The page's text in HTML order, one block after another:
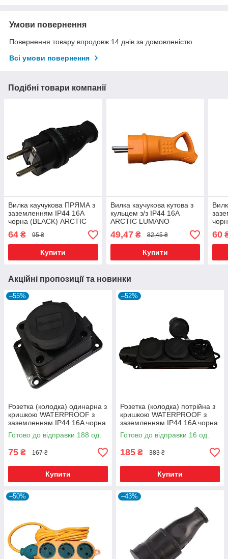
Умови повернення
Повернення товару впродовж 14 днів за домовленістю
Всі умови повернення
Подібні товари компанії
Вилка каучукова ПРЯМА з
заземленням IP44 16A
чорна (BLACK) ARCTIC
(17938) ТМ LUMANO
64 ₴ 95 ₴
Купити
Вилка каучукова кутова з
кульцем з/з IP44 16A
ARCTIC LUMANO
49,47₴ 82,45 ₴
Купити
60
Акційні пропозиції та новинки
–55%
Розетка (колодка) одинарна з
кришкою WATERPROOF з
заземленням IP44 16A чорна
(BLACK) ARCTIC (17943) ТМ
LUMANO
Готово до відправки 188 од.
75 ₴ 167 ₴
Купити
–52%
Розетка (колодка) потрійна з
кришкою WATERPROOF з
заземленням IP44 16A чорна
(BLACK) ARCTIC (17946) ТМ
LUMANO
Готово до відправки 16 од.
185 ₴ 383 ₴
Купити
–50% –43%